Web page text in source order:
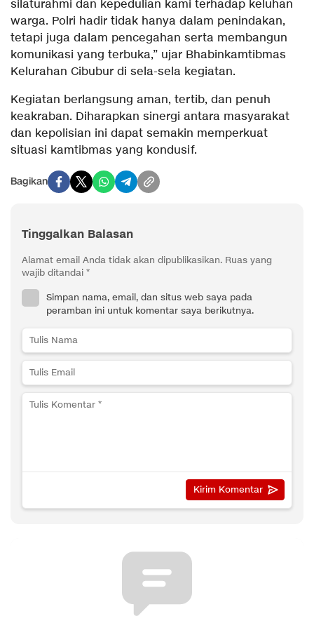
silaturahmi dan kepedulian kami terhadap keluhan
warga. Polri hadir tidak hanya dalam penindakan,
tetapi juga dalam pencegahan serta membangun
komunikasi yang terbuka,” ujar Bhabinkamtibmas
Kelurahan Cibubur di sela-sela kegiatan.
Kegiatan berlangsung aman, tertib, dan penuh
keakraban. Diharapkan sinergi antara masyarakat
dan kepolisian ini dapat semakin memperkuat
situasi kamtibmas yang kondusif.
Bagikan
Tinggalkan Balasan
Alamat email Anda tidak akan dipublikasikan. Ruas yang
wajib ditandai *
Simpan nama, email, dan situs web saya pada
peramban ini untuk komentar saya berikutnya.